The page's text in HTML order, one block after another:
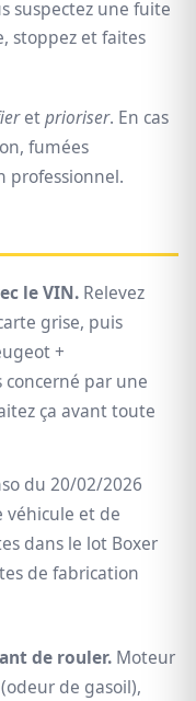
suspectez une fuite
stoppez et faites
etprioriser. En cas
fumées
professionnel.
le VIN. Relevez
grise, puis
+
concerné par une
ça avant toute
du 20/02/2026
véhicule et de
dans le lot Boxer
de fabrication
de rouler. Moteur
de gasoil),